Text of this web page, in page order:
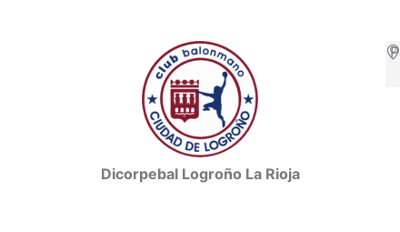
Dicorpebal Logroño La Rioja